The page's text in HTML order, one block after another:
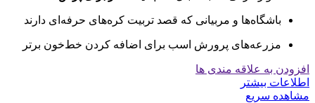
باشگاه‌ها و مربیانی که قصد تربیت کره‌های حرفه‌ای دارند
مزرعه‌های پرورش اسب برای اضافه کردن خط‌خون برتر
افزودن به علاقه مندی ها
اطلاعات بیشتر
مشاهده سریع